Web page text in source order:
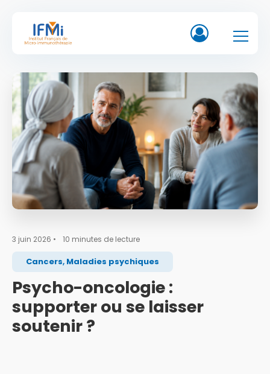
3 juin 2026 • 10 minutes de lecture
Cancers, Maladies psychiques
Psycho-oncologie :
supporter ou se laisser
soutenir ?